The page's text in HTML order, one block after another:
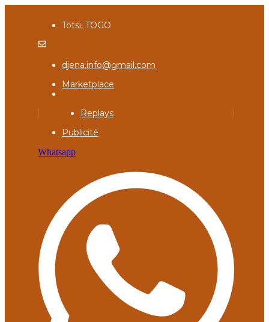
Totsi, TOGO
djena.info@gmail.com
Marketplace
Replays
Publicité
Whatsapp